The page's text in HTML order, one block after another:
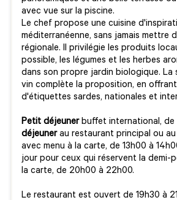
avec vue sur la piscine.
Le chef propose une cuisine
méditerranéenne, sans jamais mettre
régionale. Il privilégie les produits
possible, les légumes et les herbes
dans son propre jardin biologique. La
vin complète la proposition, en
d'étiquettes sardes, nationales et
Petit déjeunerbuffet international, de
déjeunerau restaurant principal ou au
avec menu à la carte, de 13h00 à
jour pour ceux qui réservent la demi-
la carte, de 20h00 à 22h00.
Le restaurant est ouvert de 19h30 à